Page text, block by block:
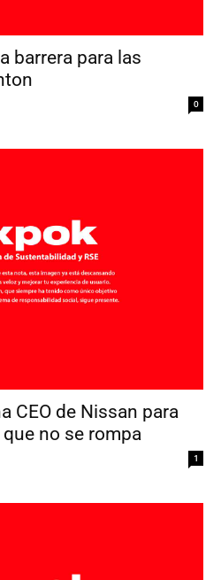
barrera para las
0
CEO de Nissan para
no se rompa
1